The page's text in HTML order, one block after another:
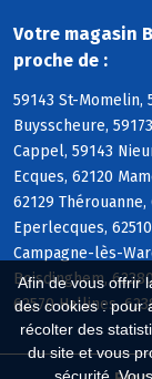
Afin de vous offrir
des cookies : pour
récolter des
du site et vous
Votre magasin
proche de :
59143 St-Momelin,
Buysscheure,
Cappel, 59143
Ecques, 62120
62129
Eperlecques,
Campagne-lès-
Boisdinghem,
62570 Hallines,